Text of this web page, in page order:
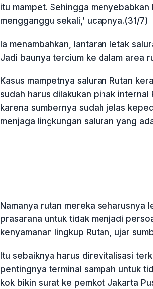
itu mampet. Sehingga menyebabkan
mengganggu sekali,’ ucapnya.(31/7)
Ia menambahkan, lantaran letak
Jadi baunya tercium ke dalam area
Kasus mampetnya saluran Rutan
sudah harus dilakukan pihak internal
karena sumbernya sudah jelas
menjaga lingkungan saluran yang
Namanya rutan mereka seharusnya
prasarana untuk tidak menjadi
kenyamanan lingkup Rutan, ujar
Itu sebaiknya harus direvitalisasi
pentingnya terminal sampah untuk
kok bikin surat ke pemkot Jakarta